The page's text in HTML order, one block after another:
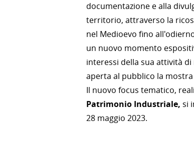
documentazione e alla
territorio, attraverso la
nel Medioevo fino
un nuovo momento
interessi della sua attività
aperta al pubblico la
Il nuovo focus tematico,
Patrimonio Industriale, si
28 maggio 2023.